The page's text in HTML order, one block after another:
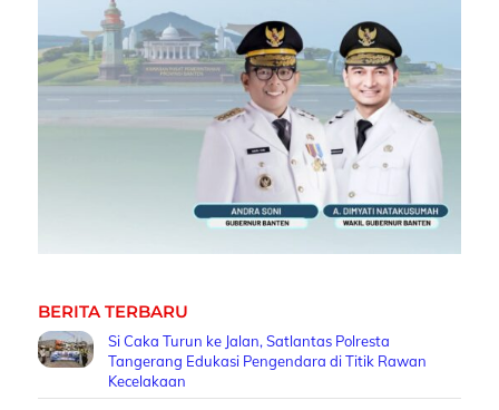
BERITA TERBARU
Si Caka Turun ke Jalan, Satlantas Polresta
Tangerang Edukasi Pengendara di Titik Rawan
Kecelakaan